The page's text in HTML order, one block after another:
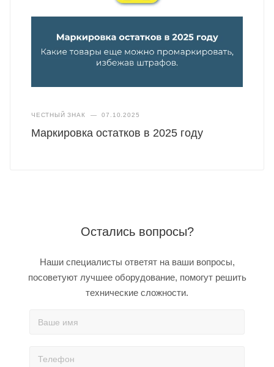
ЧЕСТНЫЙ ЗНАК — 07.10.2025
Маркировка остатков в 2025 году
Остались вопросы?
Наши специалисты ответят на ваши вопросы,
посоветуют лучшее оборудование, помогут решить
технические сложности.